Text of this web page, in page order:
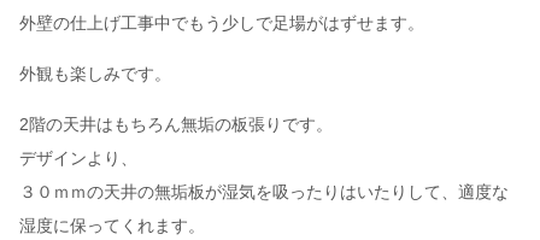
外壁の仕上げ工事中でもう少しで足場がはずせます。
外観も楽しみです。
2階の天井はもちろん無垢の板張りです。
デザインより、
３０ｍｍの天井の無垢板が湿気を吸ったりはいたりして、適度な
湿度に保ってくれます。